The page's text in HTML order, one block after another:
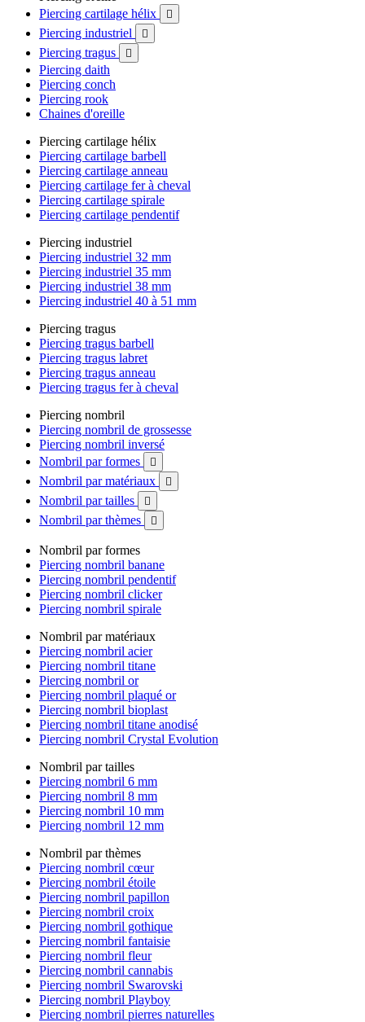
Piercing cartilage hélix

Piercing industriel 
Piercing tragus 
Piercing daith
Piercing conch
Piercing rook
Chaines d'oreille
Piercing cartilage hélix
Piercing cartilage barbell
Piercing cartilage anneau
Piercing cartilage fer à cheval
Piercing cartilage spirale
Piercing cartilage pendentif
Piercing industriel
Piercing industriel 32 mm
Piercing industriel 35 mm
Piercing industriel 38 mm
Piercing industriel 40 à 51 mm
Piercing tragus
Piercing tragus barbell
Piercing tragus labret
Piercing tragus anneau
Piercing tragus fer à cheval
Piercing nombril
Piercing nombril de grossesse
Piercing nombril inversé
Nombril par formes

Nombril par matériaux 
Nombril par tailles 
Nombril par thèmes 
Nombril par formes
Piercing nombril banane
Piercing nombril pendentif
Piercing nombril clicker
Piercing nombril spirale
Nombril par matériaux
Piercing nombril acier
Piercing nombril titane
Piercing nombril or
Piercing nombril plaqué or
Piercing nombril bioplast
Piercing nombril titane anodisé
Piercing nombril Crystal Evolution
Nombril par tailles
Piercing nombril 6 mm
Piercing nombril 8 mm
Piercing nombril 10 mm
Piercing nombril 12 mm
Nombril par thèmes
Piercing nombril cœur
Piercing nombril étoile
Piercing nombril papillon
Piercing nombril croix
Piercing nombril gothique
Piercing nombril fantaisie
Piercing nombril fleur
Piercing nombril cannabis
Piercing nombril Swarovski
Piercing nombril Playboy
Piercing nombril pierres naturelles